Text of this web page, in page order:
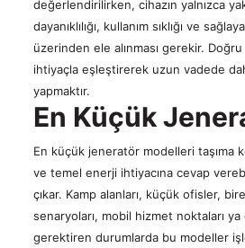
değerlendirilirken, cihazın yalnızca
dayanıklılığı, kullanım sıklığı ve
üzerinden ele alınması gerekir. Doğru
ihtiyaçla eşleştirerek uzun vadede
yapmaktır.
En Küçük
En küçük jeneratör modelleri taşıma
ve temel enerji ihtiyacına cevap
çıkar. Kamp alanları, küçük ofisler,
senaryoları, mobil hizmet noktaları
gerektiren durumlarda bu modeller